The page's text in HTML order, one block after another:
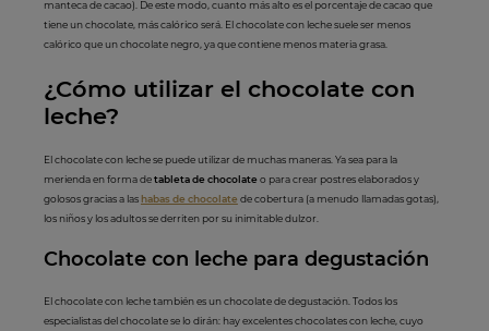
manteca de cacao). De este modo, cuanto más alto es el porcentaje de cacao que
tiene un chocolate, más calórico será. El chocolate con leche suele ser menos
calórico que un chocolate negro, ya que contiene menos materia grasa.
¿Cómo utilizar el chocolate con
leche?
El chocolate con leche se puede utilizar de muchas maneras. Ya sea para la
merienda en forma detableta de chocolateo para crear postres elaborados y
golosos gracias a lashabas de chocolate de cobertura (a menudo llamadas gotas),
los niños y los adultos se derriten por su inimitable dulzor.
Chocolate con leche para degustación
El chocolate con leche también es un chocolate de degustación. Todos los
especialistas del chocolate se lo dirán: hay excelentes chocolates con leche, cuyo